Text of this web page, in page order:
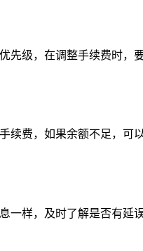
先级，在调整手续费时，
续费，如果余额不足，可
样，及时了解是否有延